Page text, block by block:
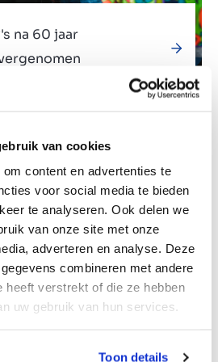
van cookies
content en advertenties te
voor social media te bieden
te analyseren. Ook delen we
van onze site met onze
adverteren en analyse. Deze
combineren met andere
heeft verstrekt of die ze hebben
uw gebruik van hun services.
Toon details
na 60 jaar